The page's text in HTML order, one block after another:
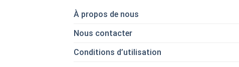
À propos de nous
Nous contacter
Conditions d’utilisation